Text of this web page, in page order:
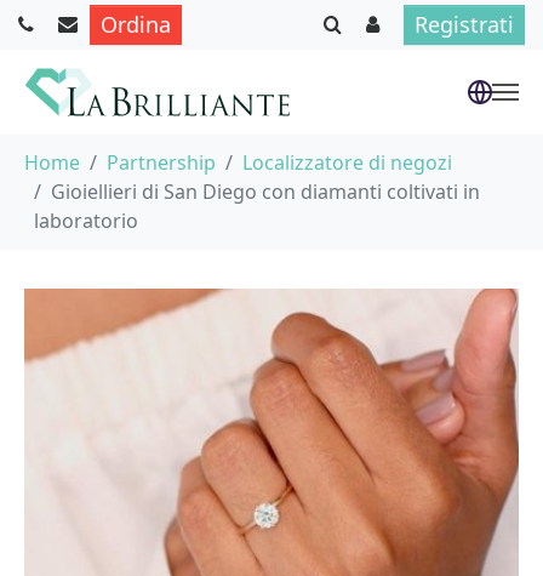
Ordina Registrati
Home Partnership
Localizzatore di negozi
Gioiellieri di San Diego con diamanti coltivati in
laboratorio